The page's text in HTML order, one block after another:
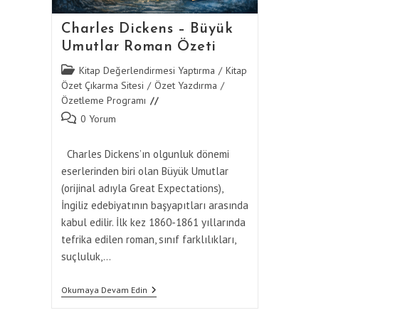
Charles Dickens – Büyük
Umutlar Roman Özeti
Post
category:
Kitap Değerlendirmesi Yaptırma / Kitap
Özet Çıkarma Sitesi / Özet Yazdırma /
Özetleme Programı
Post 0 Yorum
Charles Dickens’ın olgunluk dönemi
eserlerinden biri olan Büyük Umutlar
(orijinal adıyla Great Expectations),
İngiliz edebiyatının başyapıtları arasında
kabul edilir. İlk kez 1860-1861 yıllarında
tefrika edilen roman, sınıf farklılıkları,
suçluluk,…
Okumaya Devam EdinCharles